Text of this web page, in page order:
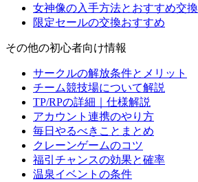
女神像の入手方法とおすすめ交換
限定セールの交換おすすめ
その他の初心者向け情報
サークルの解放条件とメリット
チーム競技場について解説
TP/RPの詳細｜仕様解説
アカウント連携のやり方
毎日やるべきことまとめ
クレーンゲームのコツ
福引チャンスの効果と確率
温泉イベントの条件